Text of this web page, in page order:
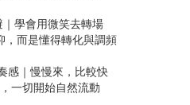
學會用微笑去轉場
，而是懂得轉化與調頻
感｜慢慢來，比較快
一切開始自然流動